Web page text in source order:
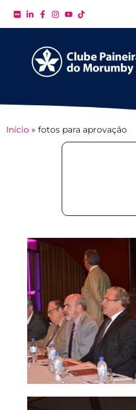
Início » fotos para aprovação